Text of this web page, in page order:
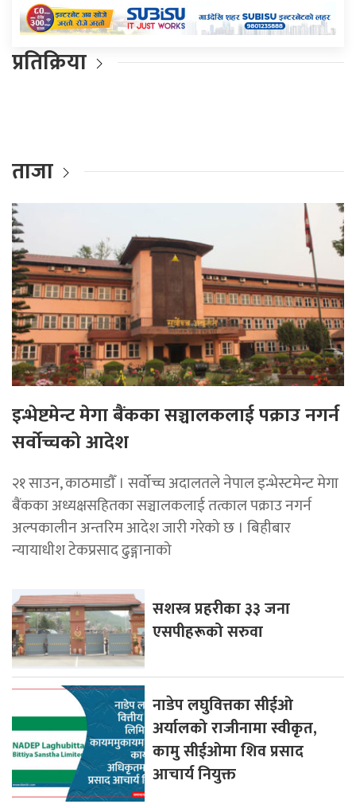
प्रतिक्रिया
ताजा
इन्भेष्टमेन्ट मेगा बैंकका सञ्चालकलाई पक्राउ नगर्न
सर्वोच्चको आदेश
२१ साउन, काठमाडाैँ । सर्वोच्च अदालतले नेपाल इन्भेस्टमेन्ट मेगा
बैंकका अध्यक्षसहितका सञ्चालकलाई तत्काल पक्राउ नगर्न
अल्पकालीन अन्तरिम आदेश जारी गरेको छ । बिहीबार
न्यायाधीश टेकप्रसाद ढुङ्गानाको
सशस्त्र प्रहरीका ३३ जना
एसपीहरूको सरुवा
नाडेप लघुवित्तका सीईओ
अर्यालको राजीनामा स्वीकृत,
कामु सीईओमा शिव प्रसाद
आचार्य नियुक्त